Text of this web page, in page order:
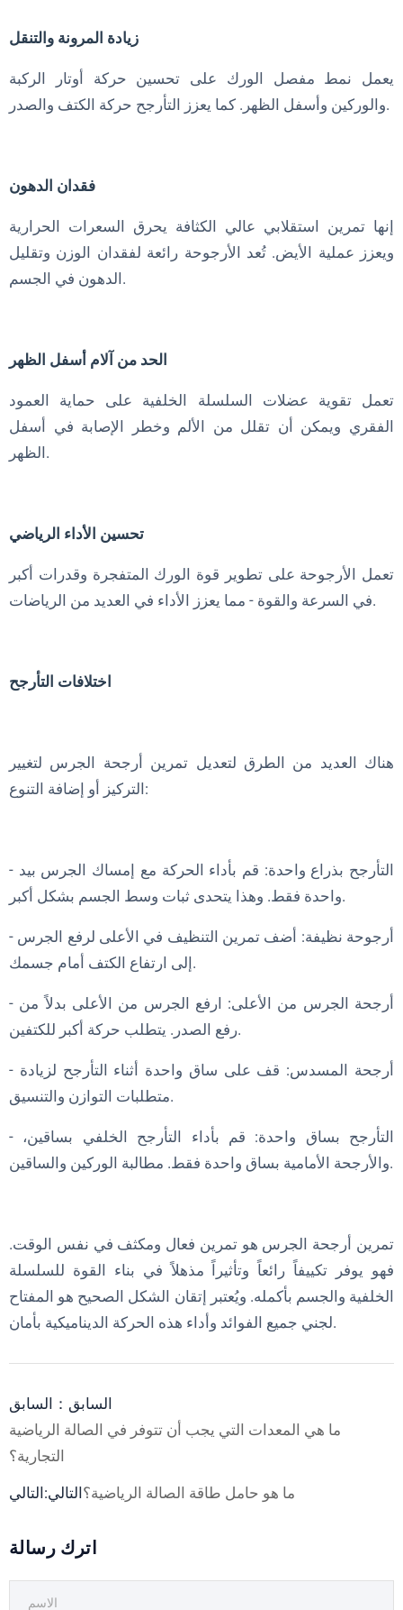
زيادة المرونة والتنقل
يعمل نمط مفصل الورك على تحسين حركة أوتار الركبة
والوركين وأسفل الظهر. كما يعزز التأرجح حركة الكتف والصدر.
فقدان الدهون
إنها تمرين استقلابي عالي الكثافة يحرق السعرات الحرارية
ويعزز عملية الأيض. تُعد الأرجوحة رائعة لفقدان الوزن وتقليل
الدهون في الجسم.
الحد من آلام أسفل الظهر
تعمل تقوية عضلات السلسلة الخلفية على حماية العمود
الفقري ويمكن أن تقلل من الألم وخطر الإصابة في أسفل
الظهر.
تحسين الأداء الرياضي
تعمل الأرجوحة على تطوير قوة الورك المتفجرة وقدرات أكبر
في السرعة والقوة - مما يعزز الأداء في العديد من الرياضات.
اختلافات التأرجح
هناك العديد من الطرق لتعديل تمرين أرجحة الجرس لتغيير
التركيز أو إضافة التنوع:
- التأرجح بذراع واحدة: قم بأداء الحركة مع إمساك الجرس بيد
واحدة فقط. وهذا يتحدى ثبات وسط الجسم بشكل أكبر.
- أرجوحة نظيفة: أضف تمرين التنظيف في الأعلى لرفع الجرس
إلى ارتفاع الكتف أمام جسمك.
- أرجحة الجرس من الأعلى: ارفع الجرس من الأعلى بدلاً من
رفع الصدر. يتطلب حركة أكبر للكتفين.
- أرجحة المسدس: قف على ساق واحدة أثناء التأرجح لزيادة
متطلبات التوازن والتنسيق.
- التأرجح بساق واحدة: قم بأداء التأرجح الخلفي بساقين،
والأرجحة الأمامية بساق واحدة فقط. مطالبة الوركين والساقين.
تمرين أرجحة الجرس هو تمرين فعال ومكثف في نفس الوقت.
فهو يوفر تكييفاً رائعاً وتأثيراً مذهلاً في بناء القوة للسلسلة
الخلفية والجسم بأكمله. ويُعتبر إتقان الشكل الصحيح هو المفتاح
لجني جميع الفوائد وأداء هذه الحركة الديناميكية بأمان.
السابق：السابق
ما هي المعدات التي يجب أن تتوفر في الصالة الرياضية
التجارية؟
التالي:التالي ما هو حامل طاقة الصالة الرياضية؟
اترك رسالة